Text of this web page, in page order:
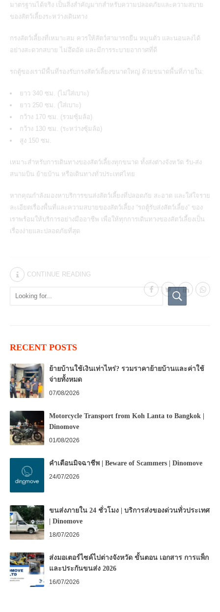
มาตรฐานได้จริง เป็นสิ่งสำคัญมากสำหรับความปลอดภัยและความสบาย
ของสัตว์เลี้ยงระหว่างเดินทาง
กรงสัตว์เลี้ยงที่เหมาะสม ควรให้สัตว์สามารถยืน หมุนตัว และนอนลงได้
อย่างสะดวกสบาย ไม่อึดอัด และมีการระบายอากาศที่ดี
รถตู้ของเรามีพื้นที่รองรับกรงสัตว์เลี้ยงขนาดใหญ่ ด้วยขนาดพื้นที่ภายใน:
ยาว 340 ซม. (ไม่ใส่เบาะ)
ยาว 250 ซม. (ใส่เบาะ)
กว้าง 170 ซม. (รวมซุ้มล้อ)
กว้าง 130 ซม. (ระหว่างซุ้มล้อ)
สูง 150 ซม.
เหมาะสำหรับการเดินทางของสัตว์เลี้ยงทุกขนาด ทั้งส่งต่างจังหวัด รับ-ส่ง
สนามบิน ย้ายบ้าน หรือเดินทางทั่วประเทศไทย
หากคุณกำลังมองหาบริการขนส่งสัตว์เลี้ยงที่ปลอดภัย สะอาด และใส่ใจราย
ละเอียดเรื่องพื้นที่และความสบายของสัตว์เลี้ยง “รถตู้รับส่งสัตว์เลี้ยง” ของ
เราพร้อมให้บริการอย่างมืออาชีพ เพื่อให้ทุกการเดินทางของสัตว์เลี้ยงเป็น
เรื่องง่ายและปลอดภัยที่สุด
CONTINUE READING
RECENT POSTS
ย้ายบ้านใช้เงินเท่าไหร่? รวมราคาย้ายบ้านและค่าใช้
จ่ายทั้งหมด
07/08/2026
Motorcycle Transport from Koh Lanta to Bangkok |
Dinomove
01/08/2026
คำเตือนมิจฉาชีพ | Beware of Scammers | Dinomove
24/07/2026
ขนส่งภายใน 24 ชั่วโมง | บริการส่งของด่วนทั่วประเทศ
| Dinomove
18/07/2026
ส่งมอเตอร์ไซค์ไปต่างจังหวัด ขั้นตอน เอกสาร การแพ็ก
และประกันขนส่ง 2026
16/07/2026